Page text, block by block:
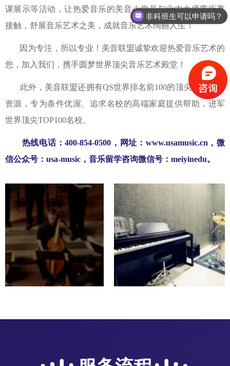
课展示等活动，让热爱音乐的美音小学员与业内大师零距离
接触，舒展音乐艺术之美，成就音乐艺术绚丽人生！
因为专注，所以专业！美音联盟诚挚欢迎热爱音乐艺术的
您，加入我们，携手圆梦世界顶尖音乐艺术殿堂！
此外，美音联盟还拥有QS世界排名前100的顶尖院校直录
资源，专为条件优渥、追求名校的高端家庭提供帮助，进军
世界顶尖TOP100名校。
热线电话：400-854-0500，网址：www.usamusic.cn，微
信公众号：usa-music，音乐留学咨询微信号：meiyinedu。
最近签约有优惠么？